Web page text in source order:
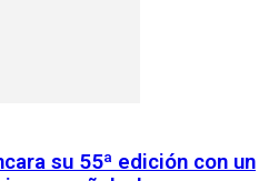
su 55ª edición con un